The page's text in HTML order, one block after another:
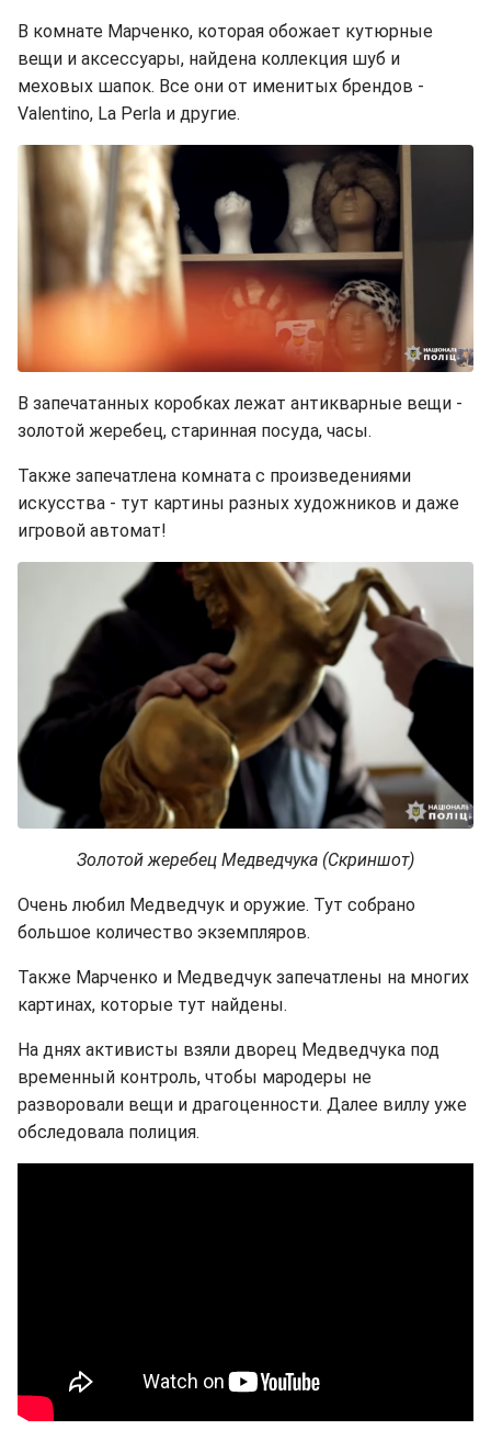
В комнате Марченко, которая обожает кутюрные
вещи и аксессуары, найдена коллекция шуб и
меховых шапок. Все они от именитых брендов -
Valentino, La Perla и другие.
В запечатанных коробках лежат антикварные вещи -
золотой жеребец, старинная посуда, часы.
Также запечатлена комната с произведениями
искусства - тут картины разных художников и даже
игровой автомат!
Золотой жеребец Медведчука (Скриншот)
Очень любил Медведчук и оружие. Тут собрано
большое количество экземпляров.
Также Марченко и Медведчук запечатлены на многих
картинах, которые тут найдены.
На днях активисты взяли дворец Медведчука под
временный контроль, чтобы мародеры не
разворовали вещи и драгоценности. Далее виллу уже
обследовала полиция.